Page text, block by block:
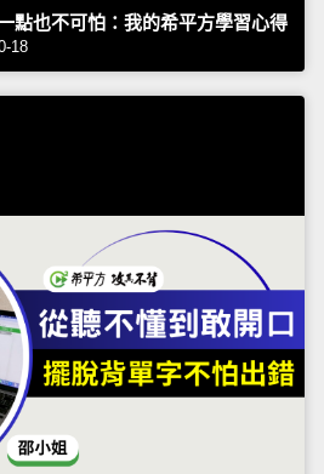
點也不可怕：我的希平方學習心得
18